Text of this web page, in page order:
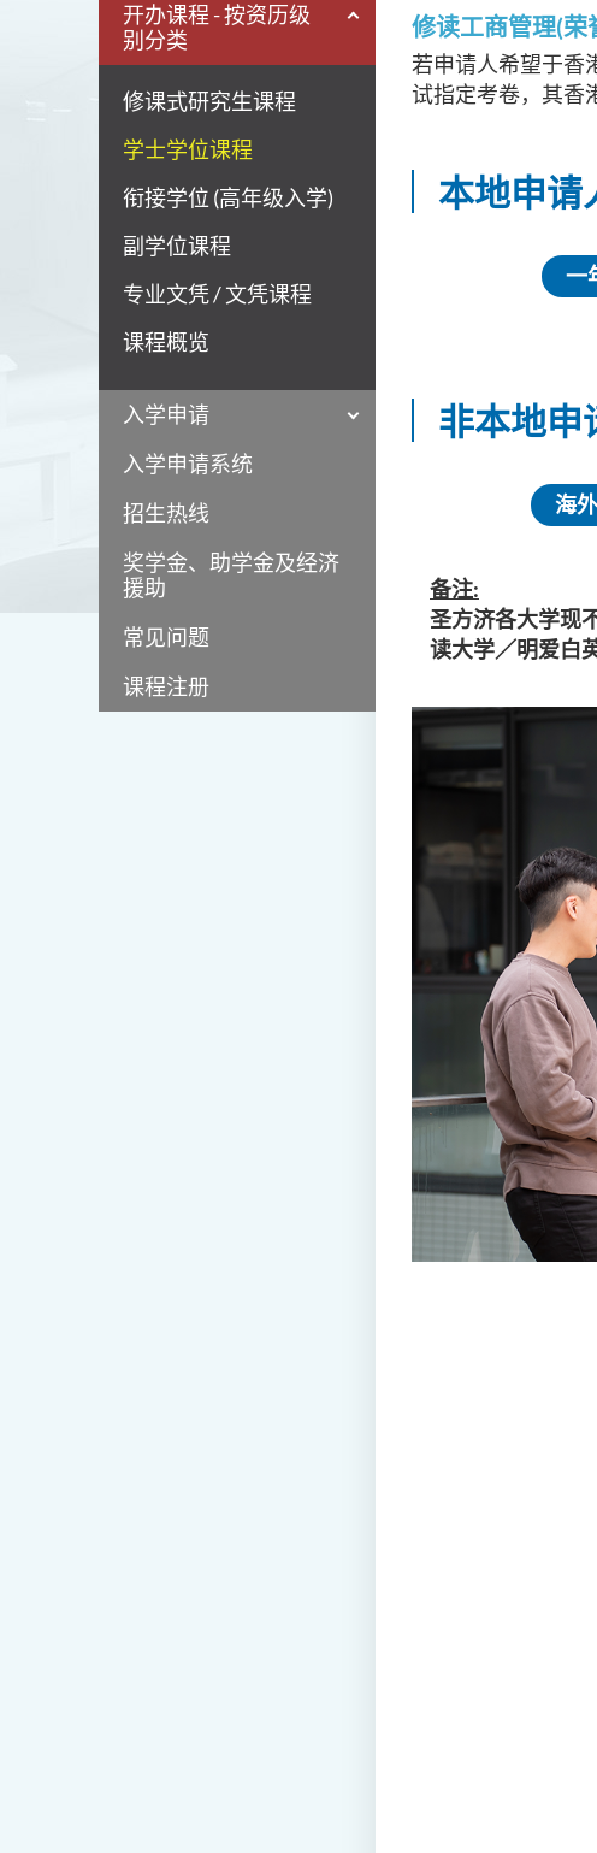
开办课程 - 按资历级
别分类
修课式研究生课程
学士学位课程
衔接学位 (高年级入学)
副学位课程
专业文凭 / 文凭课程
课程概览
入学申请
入学申请系统
招生热线
奖学金、助学金及经济
援助
常见问题
课程注册
修读工商管理(荣
若申请人希望于香
试指定考卷，其香
本地申请
一
非本地申
海
备注:
圣方济各大学现
读大学／明爱白